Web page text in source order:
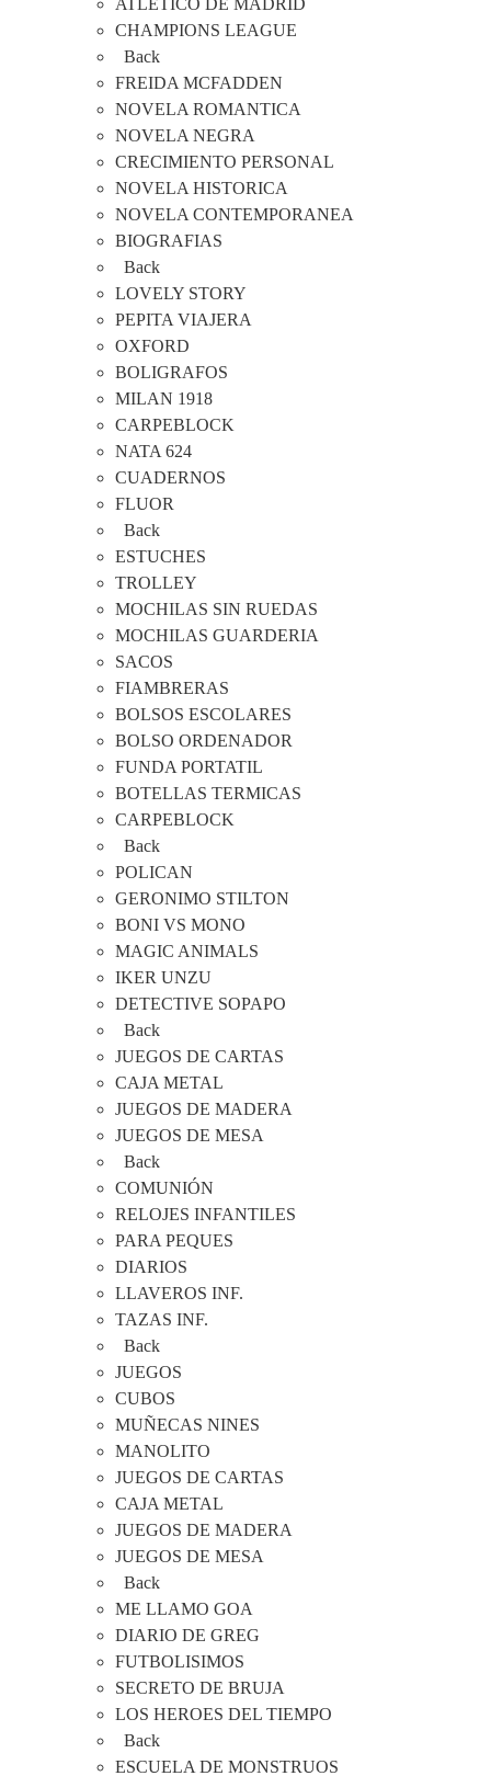
CHAMPIONS LEAGUE
Back
FREIDA MCFADDEN
NOVELA ROMANTICA
NOVELA NEGRA
CRECIMIENTO PERSONAL
NOVELA HISTORICA
NOVELA CONTEMPORANEA
BIOGRAFIAS
Back
LOVELY STORY
PEPITA VIAJERA
OXFORD
BOLIGRAFOS
MILAN 1918
CARPEBLOCK
NATA 624
CUADERNOS
FLUOR
Back
ESTUCHES
TROLLEY
MOCHILAS SIN RUEDAS
MOCHILAS GUARDERIA
SACOS
FIAMBRERAS
BOLSOS ESCOLARES
BOLSO ORDENADOR
FUNDA PORTATIL
BOTELLAS TERMICAS
CARPEBLOCK
Back
POLICAN
GERONIMO STILTON
BONI VS MONO
MAGIC ANIMALS
IKER UNZU
DETECTIVE SOPAPO
Back
JUEGOS DE CARTAS
CAJA METAL
JUEGOS DE MADERA
JUEGOS DE MESA
Back
COMUNIÓN
RELOJES INFANTILES
PARA PEQUES
DIARIOS
LLAVEROS INF.
TAZAS INF.
Back
JUEGOS
CUBOS
MUÑECAS NINES
MANOLITO
JUEGOS DE CARTAS
CAJA METAL
JUEGOS DE MADERA
JUEGOS DE MESA
Back
ME LLAMO GOA
DIARIO DE GREG
FUTBOLISIMOS
SECRETO DE BRUJA
LOS HEROES DEL TIEMPO
Back
ESCUELA DE MONSTRUOS